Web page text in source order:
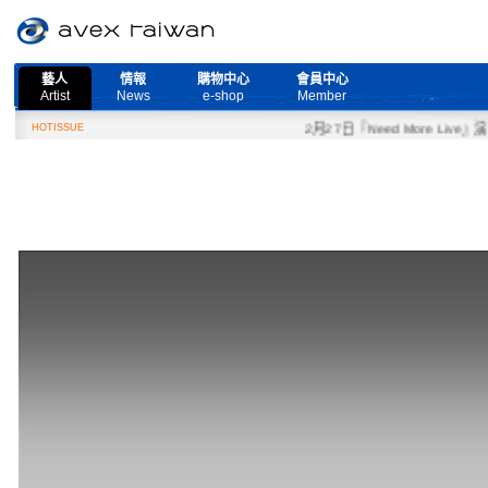
藝人
Artist
情報
News
購物中心
e-shop
會員中心
Member
HOTISSUE 2月27日『Need More Live』演唱